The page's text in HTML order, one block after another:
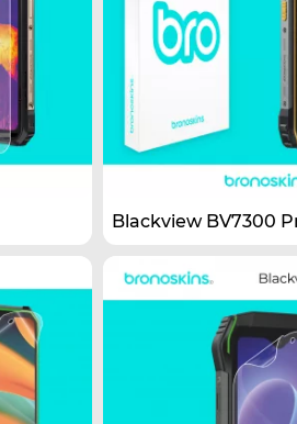
Blackview BV7300